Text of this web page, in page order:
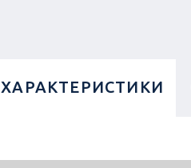
ХАРАКТЕРИСТИКИ